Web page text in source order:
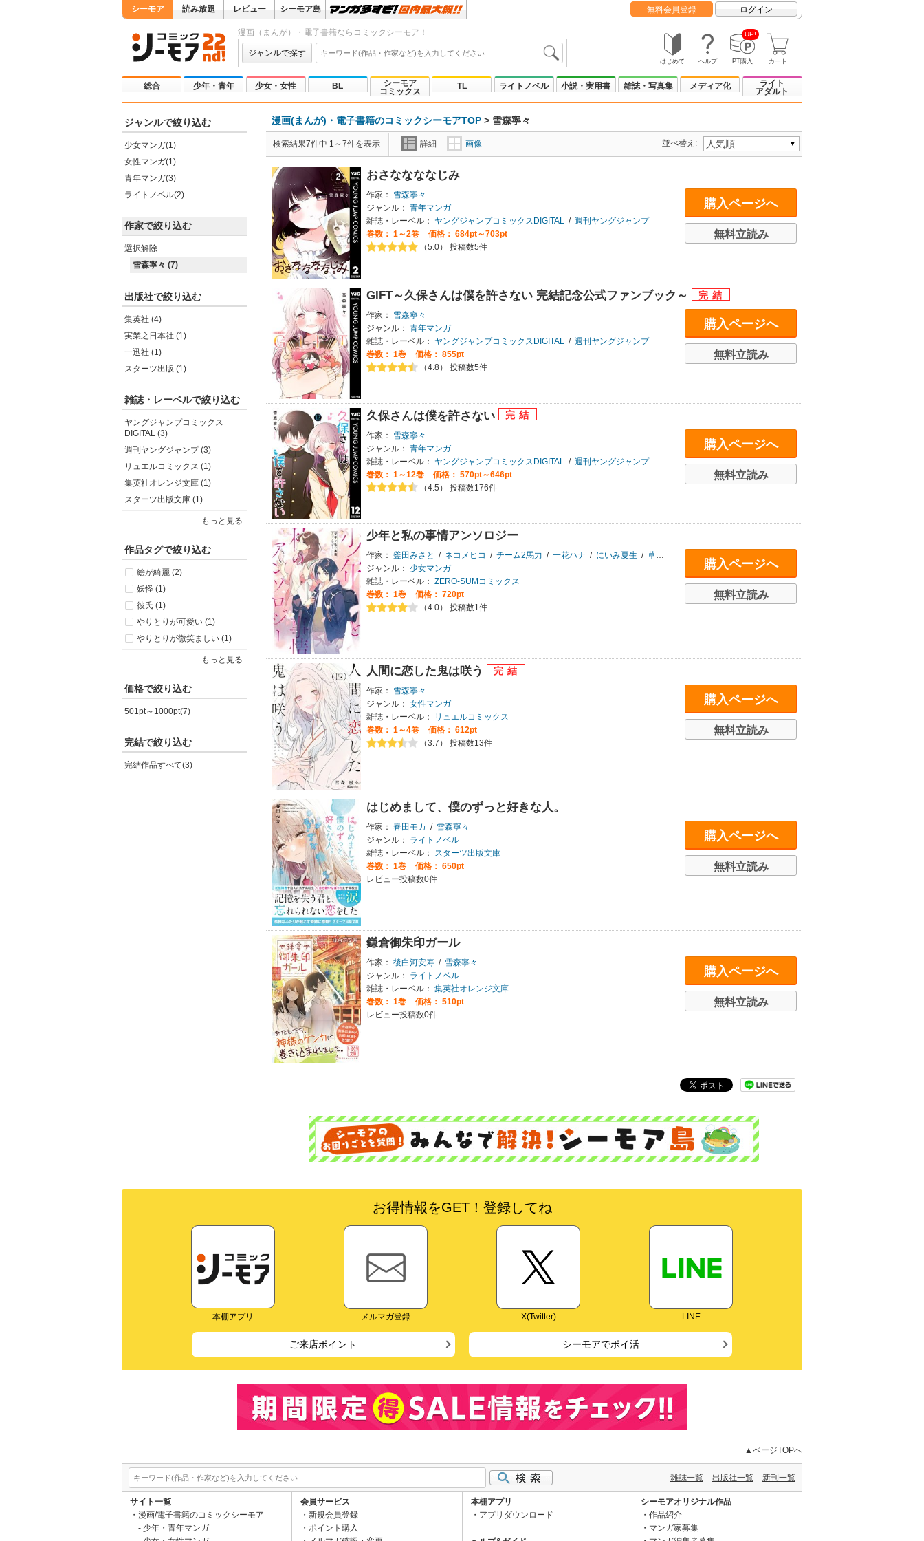
シーモア 読み放題 レビュー シーモア島 無料会員登録 ログイン
漫画（まんが）・電子書籍ならコミックシーモア！
ジャンルで探す
はじめて ヘルプ
UP!
PT購入 カート
総合 少年・青年 少女・女性 BL
シーモア
コミックス
TL ライトノベル 小説・実用書 雑誌・写真集 メディア化
ライト
アダルト
ジャンルで絞り込む
少女マンガ(1)
女性マンガ(1)
青年マンガ(3)
ライトノベル(2)
作家で絞り込む
選択解除
雪森寧々 (7)
出版社で絞り込む
集英社 (4)
実業之日本社 (1)
一迅社 (1)
スターツ出版 (1)
雑誌・レーベルで絞り込む
ヤングジャンプコミックス
DIGITAL (3)
週刊ヤングジャンプ (3)
リュエルコミックス (1)
集英社オレンジ文庫 (1)
スターツ出版文庫 (1)
もっと見る
作品タグで絞り込む
絵が綺麗 (2)
妖怪 (1)
彼氏 (1)
やりとりが可愛い (1)
やりとりが微笑ましい (1)
もっと見る
価格で絞り込む
501pt～1000pt(7)
完結で絞り込む
完結作品すべて(3)
漫画(まんが)・電子書籍のコミックシーモアTOP > 雪森寧々
検索結果7件中 1～7件を表示 詳細 画像 並べ替え:
おさななななじみ
作家：
雪森寧々
ジャンル： 青年マンガ
雑誌・レーベル：
ヤングジャンプコミックスDIGITAL / 週刊ヤングジャンプ
巻数： 1～2巻
価格： 684pt～703pt
（5.0） 投稿数5件
購入ページへ
無料立読み
GIFT～久保さんは僕を許さない 完結記念公式ファンブック～
作家：
雪森寧々
ジャンル： 青年マンガ
雑誌・レーベル：
ヤングジャンプコミックスDIGITAL / 週刊ヤングジャンプ
巻数： 1巻
価格： 855pt
（4.8） 投稿数5件
購入ページへ
無料立読み
久保さんは僕を許さない
作家：
雪森寧々
ジャンル： 青年マンガ
雑誌・レーベル：
ヤングジャンプコミックスDIGITAL / 週刊ヤングジャンプ
巻数： 1～12巻
価格： 570pt～646pt
（4.5） 投稿数176件
購入ページへ
無料立読み
少年と私の事情アンソロジー
作家： 釜田みさと / ネコメヒコ / チーム2馬力 / 一花ハナ / にいみ夏生 / 草中
雪森寧々
ジャンル：
少女マンガ
雑誌・レーベル： ZERO-SUMコミックス
巻数： 1巻
価格： 720pt
（4.0） 投稿数1件
購入ページへ
無料立読み
人間に恋した鬼は咲う
作家：
雪森寧々
ジャンル： 女性マンガ
雑誌・レーベル：
リュエルコミックス
巻数： 1～4巻
価格： 612pt
（3.7） 投稿数13件
購入ページへ
無料立読み
はじめまして、僕のずっと好きな人。
作家： 春田モカ / 雪森寧々
ジャンル：
ライトノベル
雑誌・レーベル：
スターツ出版文庫
巻数： 1巻
価格： 650pt
レビュー投稿数0件
購入ページへ
無料立読み
鎌倉御朱印ガール
作家： 後白河安寿 / 雪森寧々
ジャンル：
ライトノベル
雑誌・レーベル： 集英社オレンジ文庫
巻数： 1巻
価格： 510pt
レビュー投稿数0件
購入ページへ
無料立読み
お得情報をGET！登録してね
本棚アプリ メルマガ登録 X(Twitter) LINE
ご来店ポイント シーモアでポイ活
▲ページTOPへ
雑誌一覧 出版社一覧 新刊一覧
サイト一覧
漫画/電子書籍のコミックシーモア
少年・青年マンガ
会員サービス
新規会員登録
ポイント購入
本棚アプリ
アプリダウンロード
シーモアオリジナル作品
作品紹介
マンガ家募集